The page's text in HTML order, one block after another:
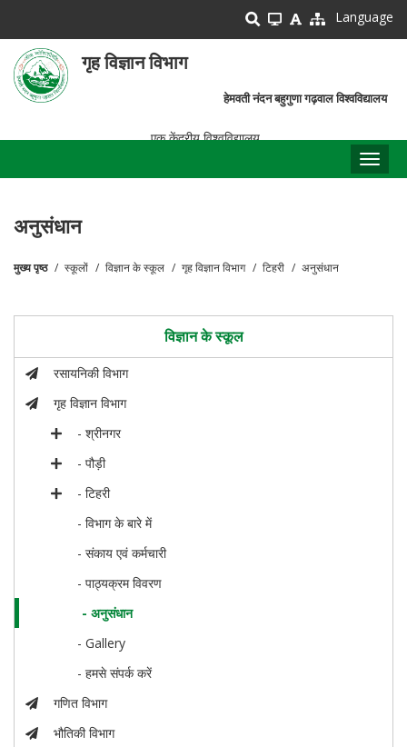
main
content
Language
गृह विज्ञान विभाग
हेमवती नंदन बहुगुणा गढ़वाल विश्वविद्यालय
एक केंद्रीय विश्वविद्यालय
अनुसंधान
मुख्य पृष्ठ स्कूलों विज्ञान के स्कूल गृह विज्ञान विभाग टिहरी अनुसंधान
विज्ञान के स्कूल
रसायनिकी विभाग
गृह विज्ञान विभाग
- श्रीनगर
- पौड़ी
- टिहरी
- विभाग के बारे में
- संकाय एवं कर्मचारी
- पाठ्यक्रम विवरण
- अनुसंधान
- Gallery
- हमसे संपर्क करें
गणित विभाग
भौतिकी विभाग